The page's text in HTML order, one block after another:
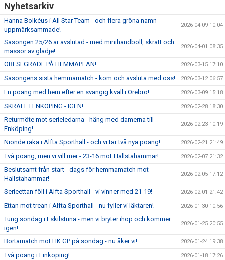
Nyhetsarkiv
Hanna Bolkéus i All Star Team - och flera gröna namn
uppmärksammade!
2026-04-09 10:04
Säsongen 25/26 är avslutad - med minihandboll, skratt och
massor av glädje!
2026-04-01 08:35
OBESEGRADE PÅ HEMMAPLAN! 2026-03-15 17:10
Säsongens sista hemmamatch - kom och avsluta med oss! 2026-03-12 06:57
En poäng med hem efter en svängig kväll i Örebro! 2026-03-09 15:18
SKRÄLL I ENKÖPING - IGEN! 2026-02-28 18:30
Returmöte mot serieledarna - häng med damerna till
Enköping!
2026-02-23 10:19
Nionde raka i Alfta Sporthall - och vi tar två nya poäng! 2026-02-21 21:49
Två poäng, men vi vill mer - 23-16 mot Hallstahammar! 2026-02-07 21:32
Beslutsamt från start - dags för hemmamatch mot
Hallstahammar!
2026-02-05 17:12
Serieettan föll i Alfta Sporthall - vi vinner med 21-19! 2026-02-01 21:42
Ettan mot trean i Alfta Sporthall - nu fyller vi läktaren! 2026-01-30 10:56
Tung söndag i Eskilstuna - men vi bryter ihop och kommer
igen!
2026-01-25 20:55
Bortamatch mot HK GP på söndag - nu åker vi! 2026-01-24 19:38
Två poäng i Linköping! 2026-01-18 17:26